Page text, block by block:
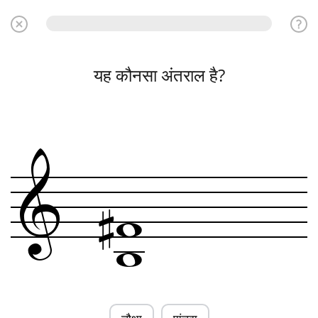
यह कौनसा अंतराल है?
& w
w
